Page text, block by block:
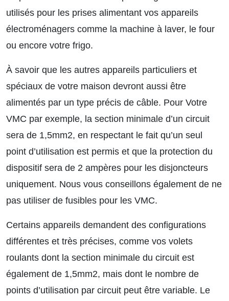
utilisés pour les prises alimentant vos appareils
électroménagers comme la machine à laver, le four
ou encore votre frigo.
À savoir que les autres appareils particuliers et
spéciaux de votre maison devront aussi être
alimentés par un type précis de câble. Pour Votre
VMC par exemple, la section minimale d’un circuit
sera de 1,5mm2, en respectant le fait qu’un seul
point d’utilisation est permis et que la protection du
dispositif sera de 2 ampères pour les disjoncteurs
uniquement. Nous vous conseillons également de ne
pas utiliser de fusibles pour les VMC.
Certains appareils demandent des configurations
différentes et très précises, comme vos volets
roulants dont la section minimale du circuit est
également de 1,5mm2, mais dont le nombre de
points d’utilisation par circuit peut être variable. Le